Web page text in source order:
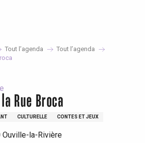
Tout l’agenda
Tout l’agenda
Rue Broca
CULTURELLE CONTES ET JEUX
Ouville-la-Rivière